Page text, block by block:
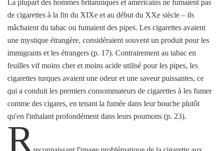
La plupart des hommes britanniques et américains ne fumaient pas
de cigarettes à la fin du XIXe et au début du XXe siècle – ils
mâchaient du tabac ou fumaient des pipes. Les cigarettes avaient
une mystique étrangère, considéraient souvent un produit pour les
immigrants et les étrangers (p. 17). Contrairement au tabac en
feuilles vif moins cher et moins acide utilisé pour les pipes, les
cigarettes turques avaient une odeur et une saveur puissantes, ce
qui a conduit les premiers consommateurs de cigarettes à les fumer
comme des cigares, en tenant la fumée dans leur bouche plutôt
qu'en l'inhalant profondément dans leurs poumons (p. 23).
R